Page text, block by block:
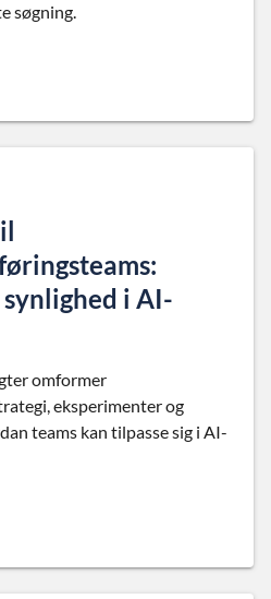
søgning.
i AI-
omformer
eksperimenter og
teams kan tilpasse sig i AI-